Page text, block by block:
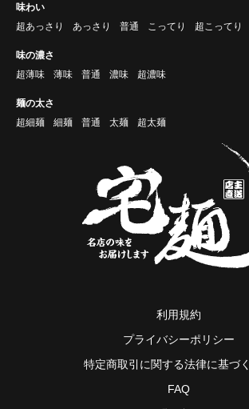
味わい
超あっさり
あっさり 普通 こってり 超こってり
味の濃さ
超薄味
薄味 普通 濃味 超濃味
麺の太さ
超細麺
細麺 普通 太麺 超太麺
利用規約
プライバシーポリシー
特定商取引に関する法律に基づ
FAQ